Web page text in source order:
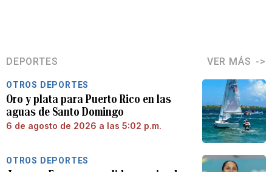
DEPORTES VER MÁS
OTROS DEPORTES
Oro y plata para Puerto Rico en las
aguas de Santo Domingo
6 de agosto de 2026 a las 5:02 p.m.
OTROS DEPORTES